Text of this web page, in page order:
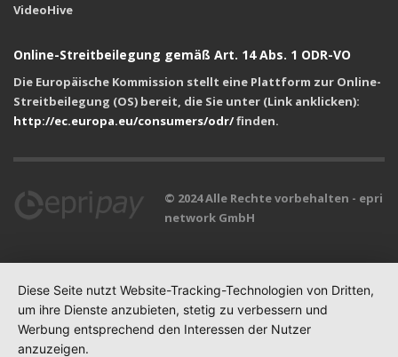
VideoHive
Online-Streitbeilegung gemäß Art. 14 Abs. 1 ODR-VO
Die Europäische Kommission stellt eine Plattform zur Online-
Streitbeilegung (OS) bereit, die Sie unter (Link anklicken):
http://ec.europa.eu/consumers/odr/finden.
© 2024 Alle Rechte vorbehalten - epri
network GmbH
Diese Seite nutzt Website-Tracking-Technologien von Dritten,
um ihre Dienste anzubieten, stetig zu verbessern und
Werbung entsprechend den Interessen der Nutzer
anzuzeigen.